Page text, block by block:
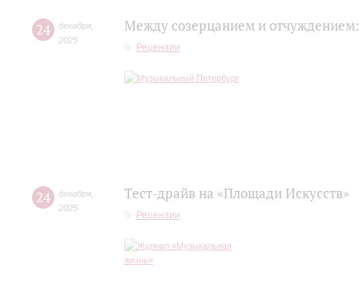
24 декабря
2025
Между созерцанием и
Рецензии
24 декабря
2025
Тест-драйв на «Площади Искусств»
Рецензии